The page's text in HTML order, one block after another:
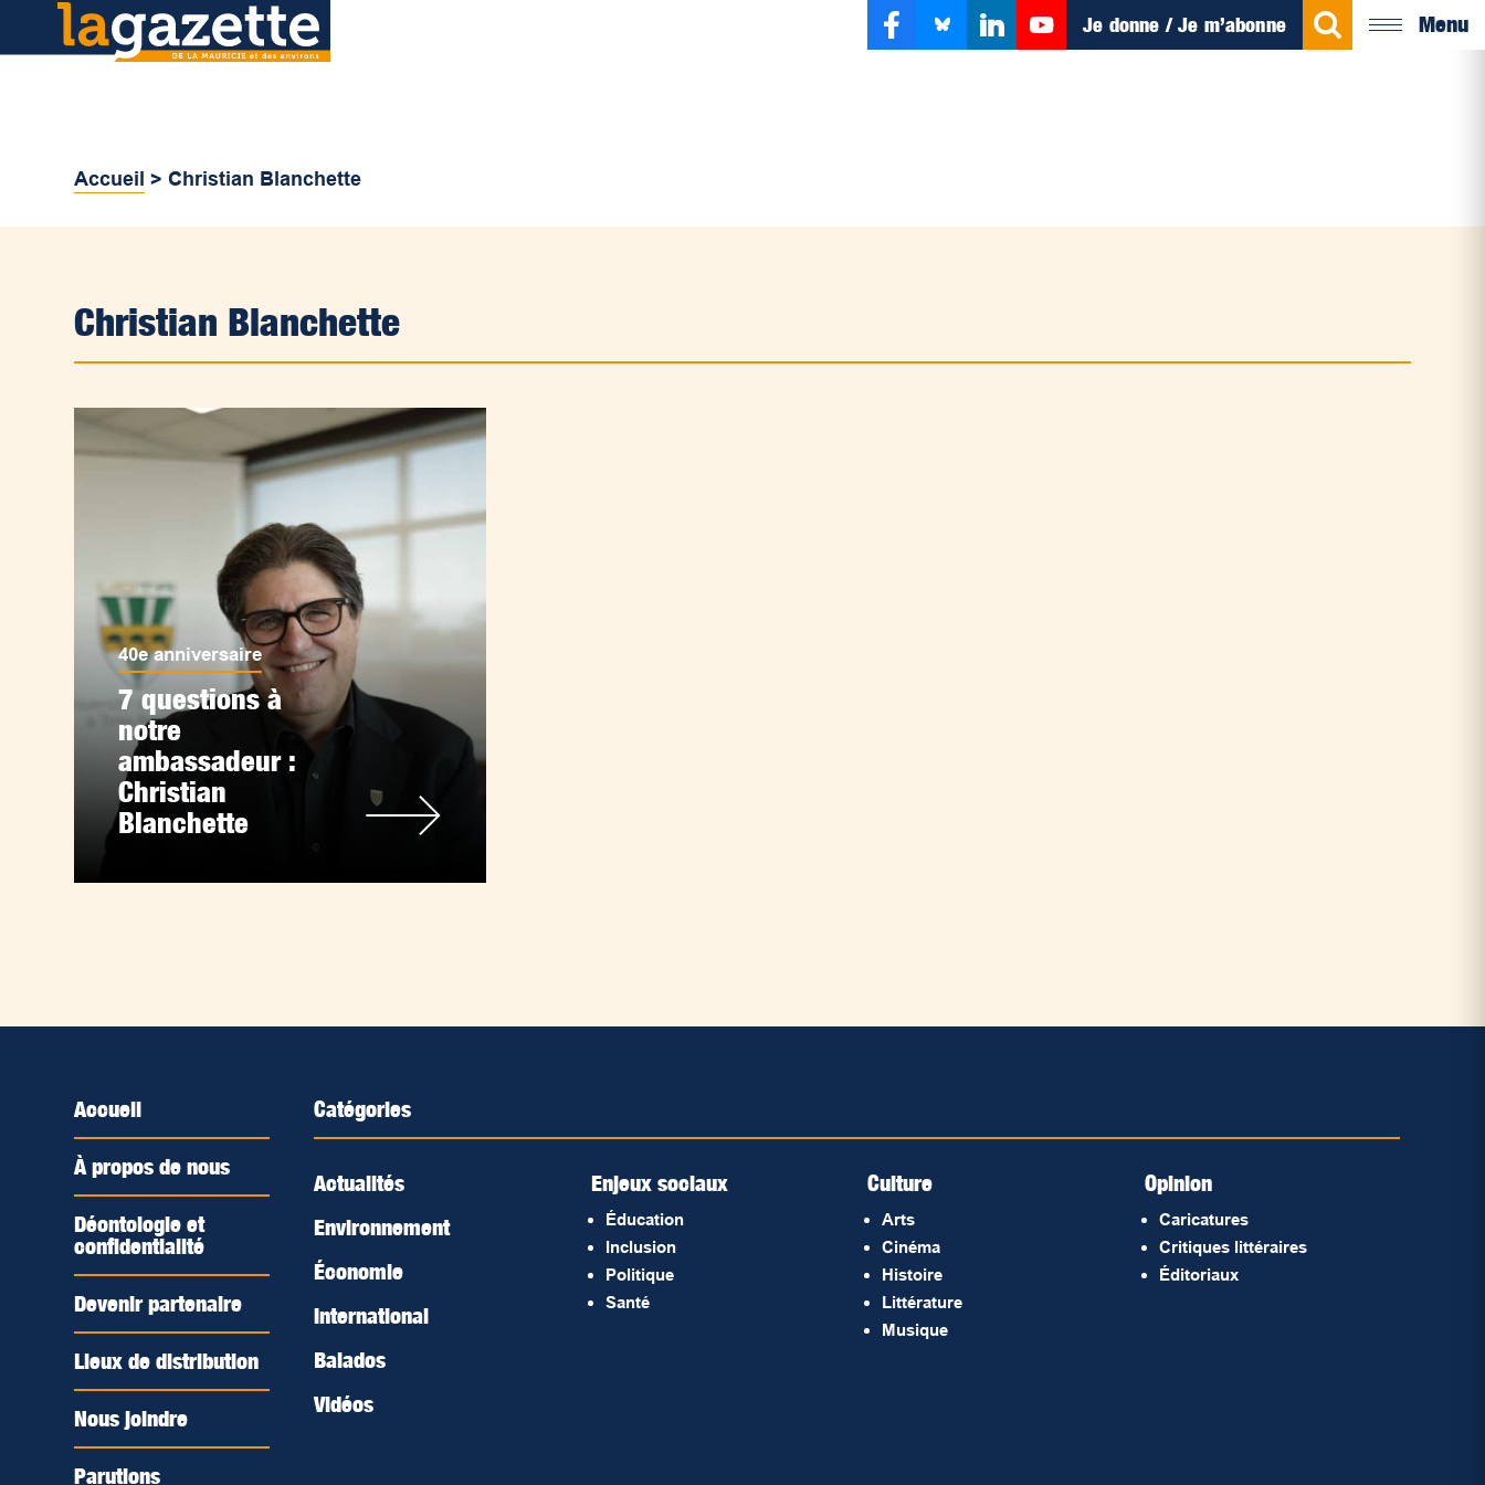
Je donne / Je m’abonne Menu
Accueil >Christian Blanchette
Christian Blanchette
40e anniversaire
7 questions à
notre
ambassadeur :
Christian
Blanchette
Accueil
À propos de nous
Déontologie et
confidentialité
Devenir partenaire
Lieux de distribution
Nous joindre
Parutions
Catégories
Actualités
Environnement
Économie
International
Balados
Vidéos
Enjeux sociaux
Éducation
Inclusion
Politique
Santé
Culture
Arts
Cinéma
Histoire
Littérature
Musique
Opinion
Caricatures
Critiques littéraires
Éditoriaux